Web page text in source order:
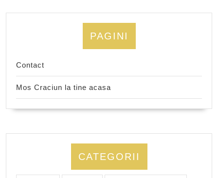
PAGINI
Contact
Mos Craciun la tine acasa
CATEGORII